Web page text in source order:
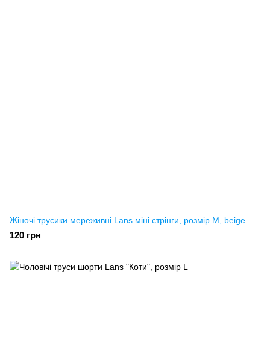
Жіночі трусики мереживні Lans міні стрінги, розмір M, beige
120 грн